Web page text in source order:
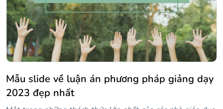
Mẫu slide về luận án phương pháp giảng dạy
2023 đẹp nhất